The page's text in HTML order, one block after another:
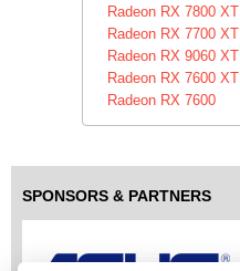
Radeon RX 7800 XT
Radeon RX 7700 XT
Radeon RX 9060 XT
Radeon RX 7600 XT
Radeon RX 7600
SPONSORS & PARTNERS